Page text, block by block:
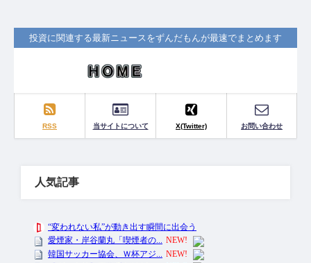
投資に関連する最新ニュースをずんだもんが最速でまとめます
RSS 当サイトについて X(Twitter) お問い合わせ
人気記事